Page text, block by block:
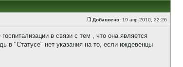
Добавлено: 19 апр 2010, 22:26
в связи с тем , что она является
в "Статусе" нет указания на то, если иждевенцы